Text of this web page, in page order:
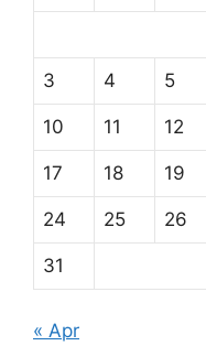
3 4 5
10 11 12
17 18 19
24 25 26
31
« Apr